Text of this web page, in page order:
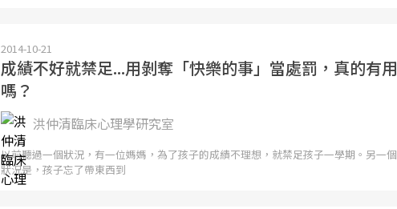
2014-10-21
成績不好就禁足...用剝奪「快樂的事」當處罰，真的有用
嗎？
洪仲清臨床心理學研究室
以前聽過一個狀況，有一位媽媽，為了孩子的成績不理想，就禁足孩子一學期。另一個
狀況是，孩子忘了帶東西到